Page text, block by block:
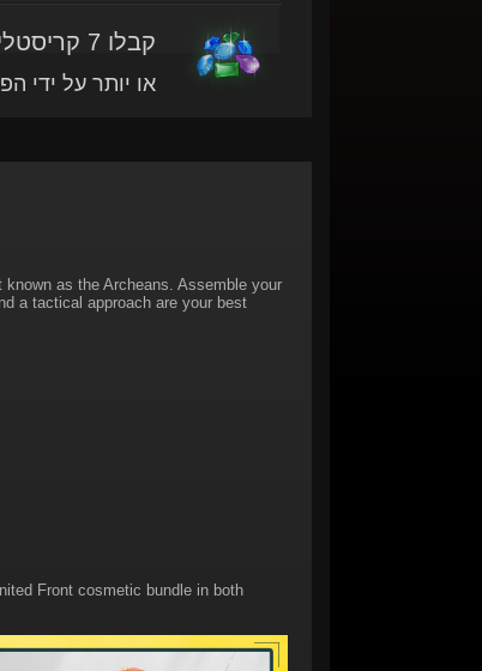
קבלו 7 קריסטלים עם מוצר זה
או יותר על ידי
as the Archeans. Assemble your
a tactical approach are your best
Front cosmetic bundle in both